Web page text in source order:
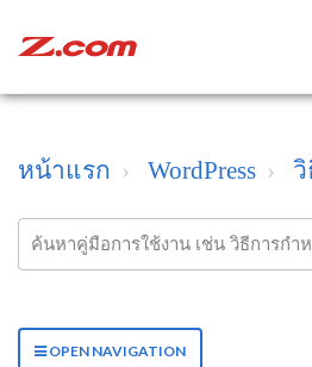
หน้าแรก WordPress
OPEN NAVIGATION